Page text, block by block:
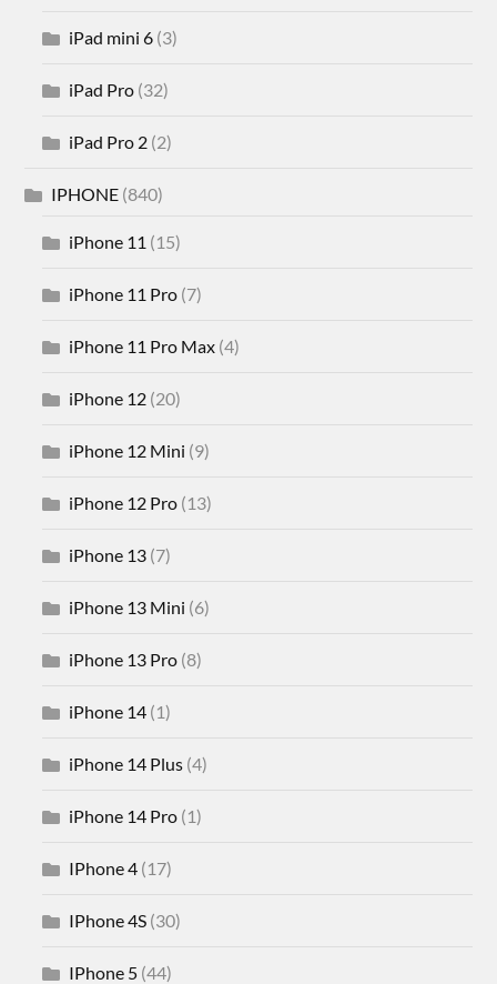
iPad mini 6 (3)
iPad Pro (32)
iPad Pro 2 (2)
IPHONE (840)
iPhone 11 (15)
iPhone 11 Pro (7)
iPhone 11 Pro Max (4)
iPhone 12 (20)
iPhone 12 Mini (9)
iPhone 12 Pro (13)
iPhone 13 (7)
iPhone 13 Mini (6)
iPhone 13 Pro (8)
iPhone 14 (1)
iPhone 14 Plus (4)
iPhone 14 Pro (1)
IPhone 4 (17)
IPhone 4S (30)
IPhone 5 (44)